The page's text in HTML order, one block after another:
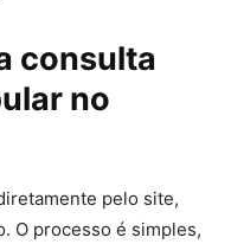
consulta
no
pelo site,
O processo é simples,